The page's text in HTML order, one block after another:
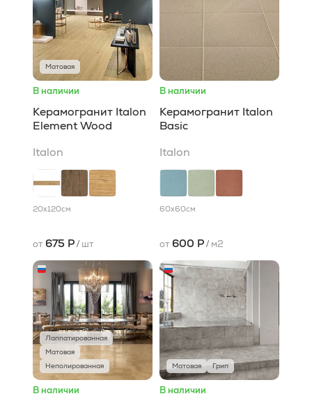
Матовая
В наличии
Керамогранит Italon
Element Wood
Italon
20x120см
от 675 Р/ шт
В наличии
Керамогранит Italon
Basic
Italon
60x60см
от 600 Р/ м2
Лаппатированная
Матовая
Неполированная
В наличии
Матовая Грип
В наличии